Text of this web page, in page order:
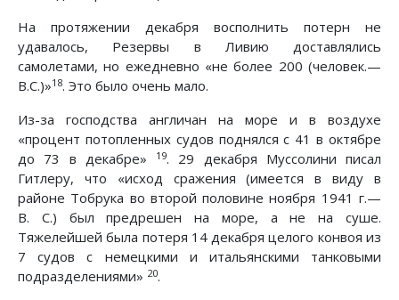
На протяжении декабря восполнить потерн не
удавалось, Резервы в Ливию доставлялись
самолетами, но ежедневно «не более 200 (человек.—
B.C.)»18. Это было очень мало.
Из-за господства англичан на море и в воздухе
«процент потопленных судов поднялся с 41 в октябре
до 73 в декабре»
19. 29 декабря Муссолини писал
Гитлеру, что «исход сражения (имеется в виду в
районе Тобрука во второй половине ноября 1941 г.—
В. С.) был предрешен на море, а не на суше.
Тяжелейшей была потеря 14 декабря целого конвоя из
7 судов с немецкими и итальянскими танковыми
подразделениями» 20.